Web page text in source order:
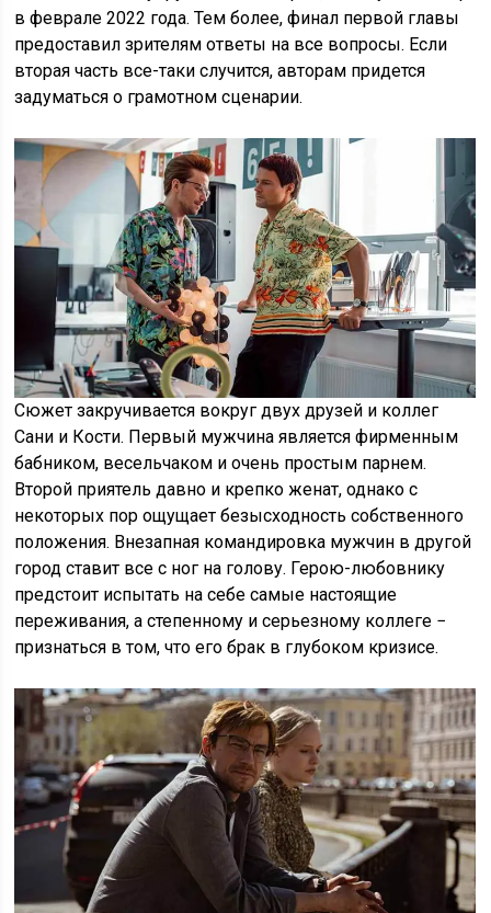
в феврале 2022 года. Тем более, финал первой главы
предоставил зрителям ответы на все вопросы. Если
вторая часть все-таки случится, авторам придется
задуматься о грамотном сценарии.
Сюжет закручивается вокруг двух друзей и коллег
Сани и Кости. Первый мужчина является фирменным
бабником, весельчаком и очень простым парнем.
Второй приятель давно и крепко женат, однако с
некоторых пор ощущает безысходность собственного
положения. Внезапная командировка мужчин в другой
город ставит все с ног на голову. Герою-любовнику
предстоит испытать на себе самые настоящие
переживания, а степенному и серьезному коллеге −
признаться в том, что его брак в глубоком кризисе.